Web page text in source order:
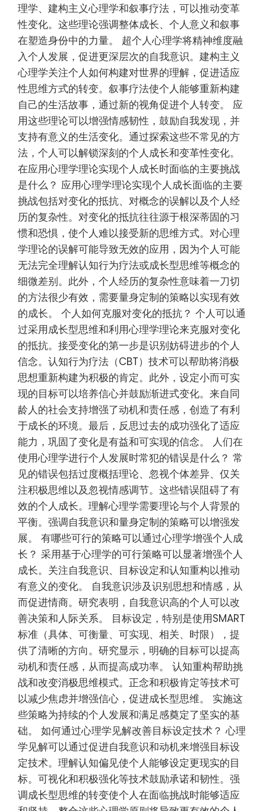
理学、建构主义心理学和叙事疗法，可以推动变革
性变化。这些理论强调整体成长、个人意义和叙事
在塑造身份中的力量。 超个人心理学将精神维度融
入个人发展，促进更深层次的自我意识。建构主义
心理学关注个人如何构建对世界的理解，促进适应
性思维方式的转变。叙事疗法使个人能够重新构建
自己的生活故事，通过新的视角促进个人转变。 应
用这些理论可以增强情感韧性，鼓励自我发现，并
支持有意义的生活变化。通过探索这些不常见的方
法，个人可以解锁深刻的个人成长和变革性变化。
在应用心理学理论实现个人成长时面临的主要挑战
是什么？ 应用心理学理论实现个人成长面临的主要
挑战包括对变化的抵抗、对概念的误解以及个人经
历的复杂性。对变化的抵抗往往源于根深蒂固的习
惯和恐惧，使个人难以接受新的思维方式。对心理
学理论的误解可能导致无效的应用，因为个人可能
无法完全理解认知行为疗法或成长型思维等概念的
细微差别。此外，个人经历的复杂性意味着一刀切
的方法很少有效，需要量身定制的策略以实现有效
的成长。 个人如何克服对变化的抵抗？ 个人可以通
过采用成长型思维和利用心理学理论来克服对变化
的抵抗。接受变化的第一步是识别妨碍进步的个人
信念。认知行为疗法（CBT）技术可以帮助将消极
思想重新构建为积极的肯定。此外，设定小而可实
现的目标可以培养信心并鼓励渐进式变化。来自同
龄人的社会支持增强了动机和责任感，创造了有利
于成长的环境。最后，反思过去的成功强化了适应
能力，巩固了变化是有益和可实现的信念。 人们在
使用心理学进行个人发展时常犯的错误是什么？ 常
见的错误包括过度概括理论、忽视个体差异、仅关
注积极思维以及忽视情感调节。这些错误阻碍了有
效的个人成长。理解心理学需要理论与个人背景的
平衡。强调自我意识和量身定制的策略可以增强发
展。 有哪些可行的策略可以通过心理学增强个人成
长？ 采用基于心理学的可行策略可以显著增强个人
成长。关注自我意识、目标设定和认知重构以推动
有意义的变化。 自我意识涉及识别思想和情感，从
而促进情商。研究表明，自我意识高的个人可以改
善决策和人际关系。 目标设定，特别是使用SMART
标准（具体、可衡量、可实现、相关、时限），提
供了清晰的方向。研究显示，明确的目标可以提高
动机和责任感，从而提高成功率。 认知重构帮助挑
战和改变消极思维模式。正念和积极肯定等技术可
以减少焦虑并增强信心，促进成长型思维。 实施这
些策略为持续的个人发展和满足感奠定了坚实的基
础。 如何通过心理学见解改善目标设定技术？ 心理
学见解可以通过促进自我意识和动机来增强目标设
定技术。理解认知偏见使个人能够设定更现实的目
标。可视化和积极强化等技术鼓励承诺和韧性。强
调成长型思维的转变使个人在面临挑战时能够适应